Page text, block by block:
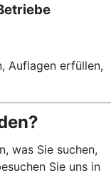
Auflagen erfüllen,
was Sie suchen,
Sie uns in